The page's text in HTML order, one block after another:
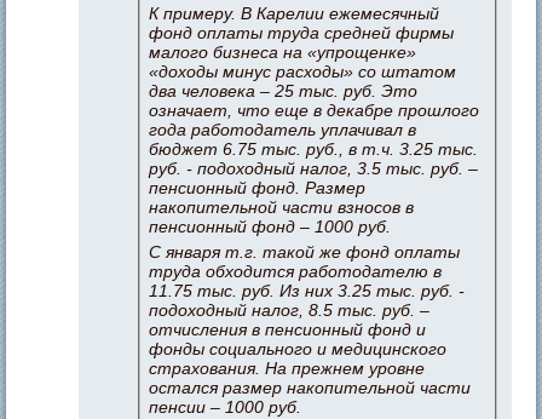
К примеру. В Карелии ежемесячный
фонд оплаты труда средней фирмы
малого бизнеса на «упрощенке»
«доходы минус расходы» со штатом
два человека – 25 тыс. руб. Это
означает, что еще в декабре прошлого
года работодатель уплачивал в
бюджет 6.75 тыс. руб., в т.ч. 3.25 тыс.
руб. - подоходный налог, 3.5 тыс. руб. –
пенсионный фонд. Размер
накопительной части взносов в
пенсионный фонд – 1000 руб.
С января т.г. такой же фонд оплаты
труда обходится работодателю в
11.75 тыс. руб. Из них 3.25 тыс. руб. -
подоходный налог, 8.5 тыс. руб. –
отчисления в пенсионный фонд и
фонды социального и медицинского
страхования. На прежнем уровне
остался размер накопительной части
пенсии – 1000 руб.